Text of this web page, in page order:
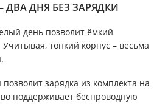
ДВА ДНЯ БЕЗ ЗАРЯДКИ
день позволит ёмкий
тонкий корпус – весьма
зарядка из комплекта на
поддерживает беспроводную